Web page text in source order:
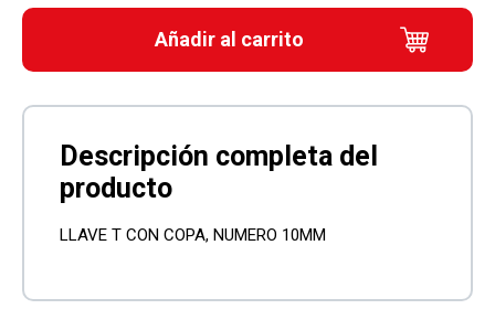
Añadir al carrito
LLAVE T CON COPA, NUMERO 10MM